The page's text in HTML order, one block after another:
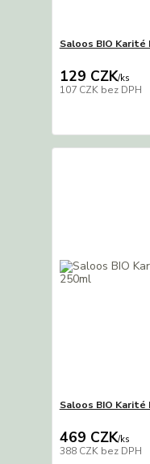
Saloos BIO Karité
129 CZK/ks
107 CZK bez DPH
Saloos BIO Karité
469 CZK/ks
388 CZK bez DPH